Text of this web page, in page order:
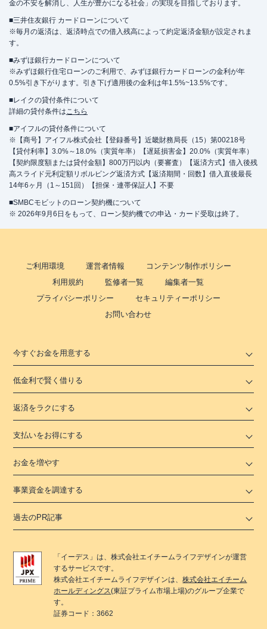
金の不安を解消し、人生が豊かになる社会」の実現を目指しております。
■三井住友銀行 カードローンについて
※毎月の返済は、返済時点での借入残高によって約定返済金額が設定されま
す。
■みずほ銀行カードローンについて
※みずほ銀行住宅ローンのご利用で、みずほ銀行カードローンの金利が年
0.5%引き下がります。引き下げ適用後の金利は年1.5%~13.5%です。
■レイクの貸付条件について
詳細の貸付条件はこちら
■アイフルの貸付条件について
※【商号】アイフル株式会社【登録番号】近畿財務局長（15）第00218号
【貸付利率】3.0%～18.0%（実質年率）【遅延損害金】20.0%（実質年率）
【契約限度額または貸付金額】800万円以内（要審査）【返済方式】借入後残
高スライド元利定額リボルビング返済方式【返済期間・回数】借入直後最長
14年6ヶ月（1～151回）【担保・連帯保証人】不要
■SMBCモビットのローン契約機について
※ 2026年9月6日をもって、ローン契約機での申込・カード受取は終了。
ご利用環境 運営者情報
コンテンツ制作ポリシー
利用規約
監修者一覧
編集者一覧
プライバシーポリシー
セキュリティーポリシー
お問い合わせ
今すぐお金を用意する
低金利で賢く借りる
返済をラクにする
支払いをお得にする
お金を増やす
事業資金を調達する
過去のPR記事
「 イーデス 」は、株式会社エイチームライフデザインが運営
するサービスです。
株式会社エイチームライフデザインは、株式会社エイチーム
ホールディングス(東証プライム市場上場)のグループ企業で
す。
証券コード：3662